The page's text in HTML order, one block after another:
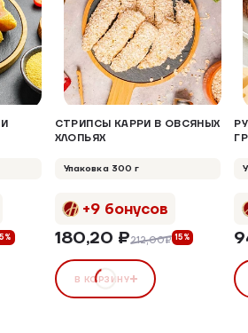
СТРИПСЫ КАРРИ В ОВСЯНЫХ
ХЛОПЬЯХ
Упаковка 300 г
+9 бонусов
180,20 ₽212,00₽ 15%
В КОРЗИНУ